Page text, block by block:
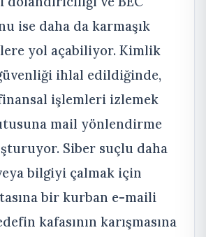
ise daha da karmaşık
yol açabiliyor. Kimlik
ihlal edildiğinde,
işlemleri izlemek
mail yönlendirme
Siber suçlu daha
bilgiyi çalmak için
bir kurban e-maili
kafasının karışmasına